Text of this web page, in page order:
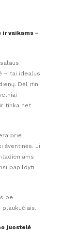
vaikams –
– tai idealus
Dėl itin
tinka net
prie
šventinės. Ji
papildyti
be
plaukučiais.
juostelė